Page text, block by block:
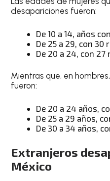
desapariciones fueron:
De 10 a 14, años
De 25 a 29, con 30
De 20 a 24, con 27
Mientras que, en
fueron:
De 20 a 24 años,
De 25 a 29 años,
De 30 a 34 años,
Extranjeros
México